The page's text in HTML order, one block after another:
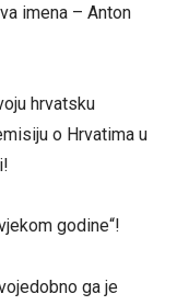
imena – Anton
hrvatsku
o Hrvatima u
godine“!
ga je